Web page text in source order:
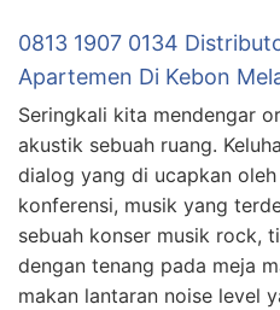
0813 1907 0134
Apartemen Di Kebon
Seringkali kita mendengar
akustik sebuah ruang.
dialog yang di ucapkan
konferensi, musik yang
sebuah konser musik rock,
dengan tenang pada meja
makan lantaran noise level